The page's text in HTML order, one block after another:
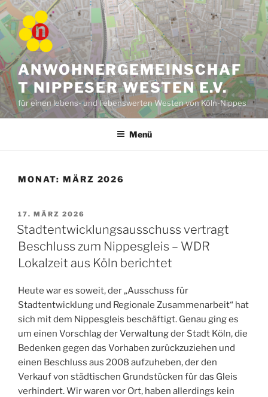
Zum
Inhalt
springen
ANWOHNERGEMEINSCHAF
T NIPPESER WESTEN E.V.
für einen lebens- und liebenswerten Westen von Köln-Nippes
Menü
MONAT: MÄRZ 2026
VERÖFFENTLICHT
AM
17. MÄRZ 2026
Stadtentwicklungsausschuss vertragt
Beschluss zum Nippesgleis – WDR
Lokalzeit aus Köln berichtet
Heute war es soweit, der „Ausschuss für
Stadtentwicklung und Regionale Zusammenarbeit“ hat
sich mit dem Nippesgleis beschäftigt. Genau ging es
um einen Vorschlag der Verwaltung der Stadt Köln, die
Bedenken gegen das Vorhaben zurückzuziehen und
einen Beschluss aus 2008 aufzuheben, der den
Verkauf von städtischen Grundstücken für das Gleis
verhindert. Wir waren vor Ort, haben allerdings kein